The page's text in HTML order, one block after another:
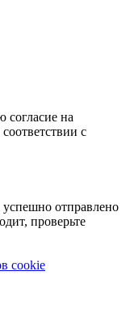
согласие на
с
отправлено
проверьте
cookie